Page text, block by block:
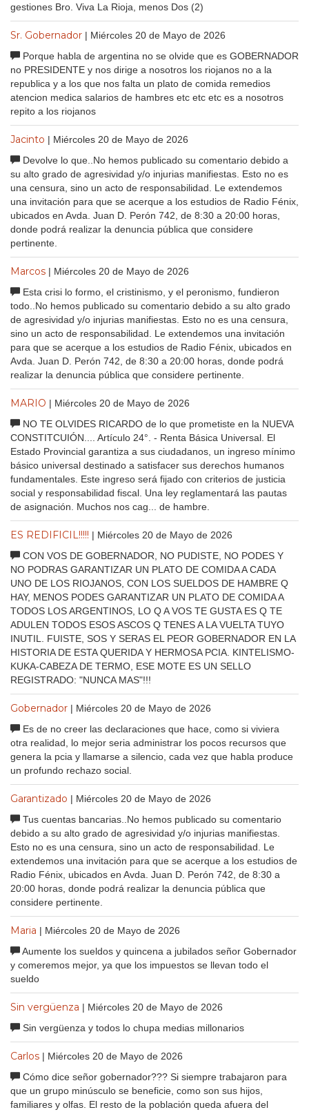
gestiones Bro. Viva La Rioja, menos Dos (2)
Sr. Gobernador | Miércoles 20 de Mayo de 2026
Porque habla de argentina no se olvide que es GOBERNADOR
no PRESIDENTE y nos dirige a nosotros los riojanos no a la
republica y a los que nos falta un plato de comida remedios
atencion medica salarios de hambres etc etc etc es a nosotros
repito a los riojanos
Jacinto | Miércoles 20 de Mayo de 2026
Devolve lo que..No hemos publicado su comentario debido a
su alto grado de agresividad y/o injurias manifiestas. Esto no es
una censura, sino un acto de responsabilidad. Le extendemos
una invitación para que se acerque a los estudios de Radio Fénix,
ubicados en Avda. Juan D. Perón 742, de 8:30 a 20:00 horas,
donde podrá realizar la denuncia pública que considere
pertinente.
Marcos | Miércoles 20 de Mayo de 2026
Esta crisi lo formo, el cristinismo, y el peronismo, fundieron
todo..No hemos publicado su comentario debido a su alto grado
de agresividad y/o injurias manifiestas. Esto no es una censura,
sino un acto de responsabilidad. Le extendemos una invitación
para que se acerque a los estudios de Radio Fénix, ubicados en
Avda. Juan D. Perón 742, de 8:30 a 20:00 horas, donde podrá
realizar la denuncia pública que considere pertinente.
MARIO | Miércoles 20 de Mayo de 2026
NO TE OLVIDES RICARDO de lo que prometiste en la NUEVA
CONSTITCUIÓN.... Artículo 24°. - Renta Básica Universal. El
Estado Provincial garantiza a sus ciudadanos, un ingreso mínimo
básico universal destinado a satisfacer sus derechos humanos
fundamentales. Este ingreso será fijado con criterios de justicia
social y responsabilidad fiscal. Una ley reglamentará las pautas
de asignación. Muchos nos cag... de hambre.
ES REDIFICIL!!!!! | Miércoles 20 de Mayo de 2026
CON VOS DE GOBERNADOR, NO PUDISTE, NO PODES Y
NO PODRAS GARANTIZAR UN PLATO DE COMIDA A CADA
UNO DE LOS RIOJANOS, CON LOS SUELDOS DE HAMBRE Q
HAY, MENOS PODES GARANTIZAR UN PLATO DE COMIDA A
TODOS LOS ARGENTINOS, LO Q A VOS TE GUSTA ES Q TE
ADULEN TODOS ESOS ASCOS Q TENES A LA VUELTA TUYO
INUTIL. FUISTE, SOS Y SERAS EL PEOR GOBERNADOR EN LA
HISTORIA DE ESTA QUERIDA Y HERMOSA PCIA. KINTELISMO-
KUKA-CABEZA DE TERMO, ESE MOTE ES UN SELLO
REGISTRADO: "NUNCA MAS"!!!
Gobernador | Miércoles 20 de Mayo de 2026
Es de no creer las declaraciones que hace, como si viviera
otra realidad, lo mejor seria administrar los pocos recursos que
genera la pcia y llamarse a silencio, cada vez que habla produce
un profundo rechazo social.
Garantizado | Miércoles 20 de Mayo de 2026
Tus cuentas bancarias..No hemos publicado su comentario
debido a su alto grado de agresividad y/o injurias manifiestas.
Esto no es una censura, sino un acto de responsabilidad. Le
extendemos una invitación para que se acerque a los estudios de
Radio Fénix, ubicados en Avda. Juan D. Perón 742, de 8:30 a
20:00 horas, donde podrá realizar la denuncia pública que
considere pertinente.
Maria | Miércoles 20 de Mayo de 2026
Aumente los sueldos y quincena a jubilados señor Gobernador
y comeremos mejor, ya que los impuestos se llevan todo el
sueldo
Sin vergüenza | Miércoles 20 de Mayo de 2026
Sin vergüenza y todos lo chupa medias millonarios
Carlos | Miércoles 20 de Mayo de 2026
Cómo dice señor gobernador??? Si siempre trabajaron para
que un grupo minúsculo se beneficie, como son sus hijos,
familiares y olfas. El resto de la población queda afuera del